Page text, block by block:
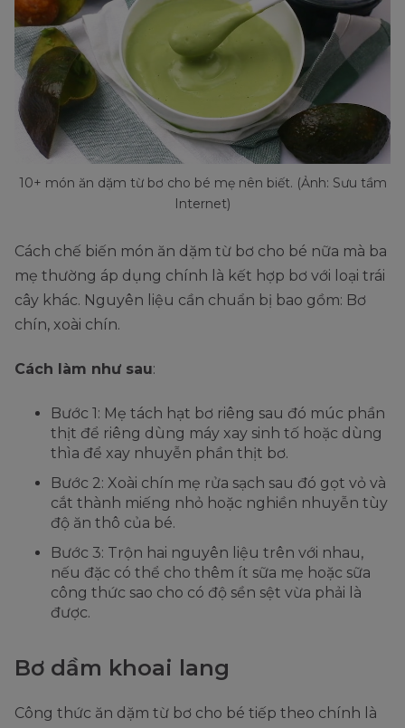
10+ món ăn dặm từ bơ cho bé mẹ nên biết. (Ảnh: Sưu tầm
Internet)
Cách chế biến món ăn dặm từ bơ cho bé nữa mà ba
mẹ thường áp dụng chính là kết hợp bơ với loại trái
cây khác. Nguyên liệu cần chuẩn bị bao gồm: Bơ
chín, xoài chín.
Cách làm như sau:
Bước 1: Mẹ tách hạt bơ riêng sau đó múc phần
thịt để riêng dùng máy xay sinh tố hoặc dùng
thìa để xay nhuyễn phần thịt bơ.
Bước 2: Xoài chín mẹ rửa sạch sau đó gọt vỏ và
cắt thành miếng nhỏ hoặc nghiền nhuyễn tùy
độ ăn thô của bé.
Bước 3: Trộn hai nguyên liệu trên với nhau,
nếu đặc có thể cho thêm ít sữa mẹ hoặc sữa
công thức sao cho có độ sền sệt vừa phải là
được.
Bơ dầm khoai lang
Công thức ăn dặm từ bơ cho bé tiếp theo chính là